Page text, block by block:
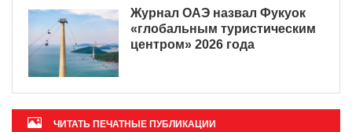
Журнал ОАЭ назвал Фукуок
«глобальным туристическим
центром» 2026 года
ЧИТАТЬ ПЕЧАТНЫЕ ПУБЛИКАЦИИ